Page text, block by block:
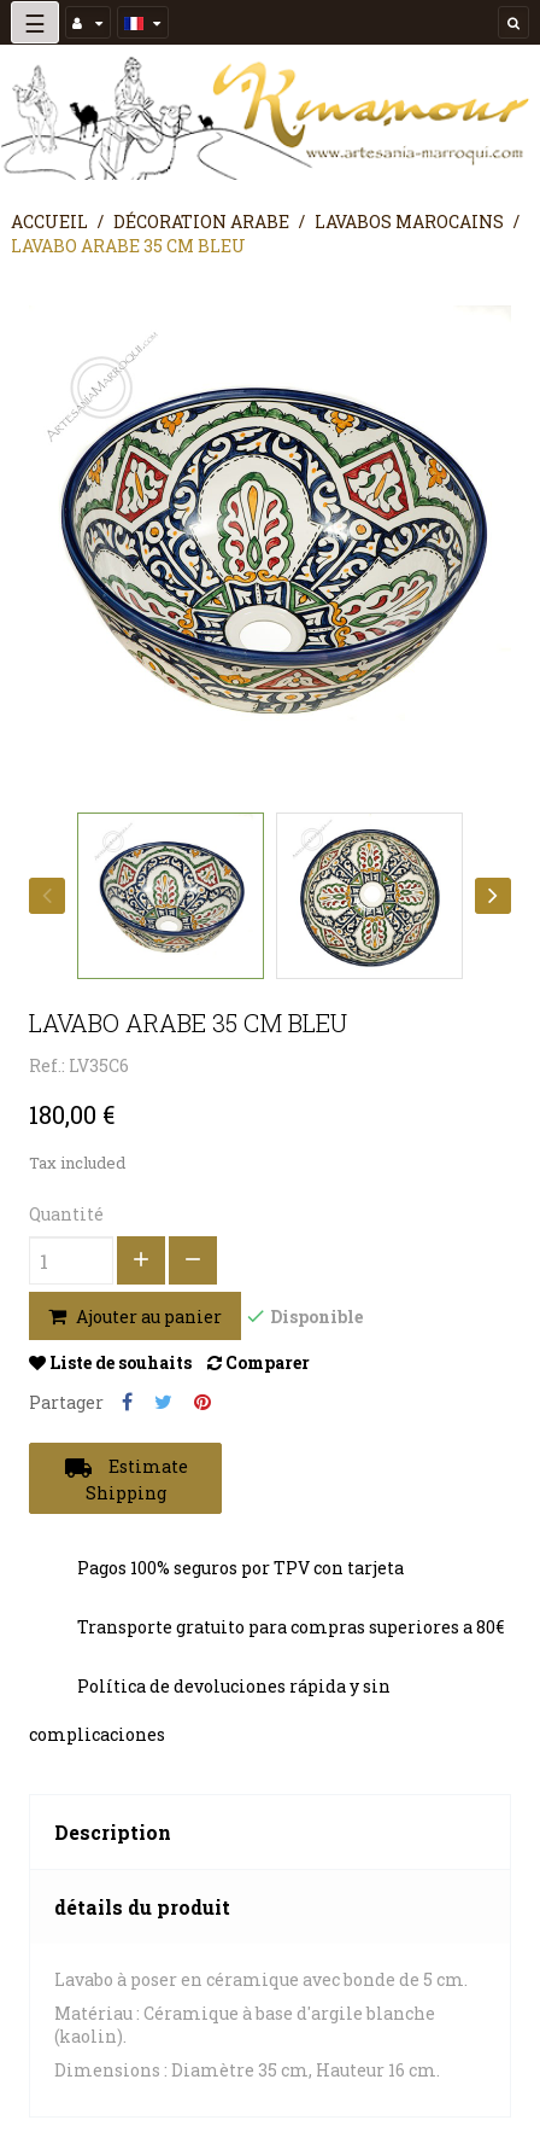
Basculer
la
navigation
☰
ACCUEIL DÉCORATION ARABE
LAVABOS MAROCAINS
LAVABO ARABE 35 CM BLEU
LAVABO ARABE 35 CM BLEU
Ref.: LV35C6
180,00 €
Tax included
Quantité
Ajouter au panier Disponible
Liste de souhaits
Comparer
Partager
local_shipping
Estimate
Shipping
Pagos 100% seguros por TPV con tarjeta
Transporte gratuito para compras superiores a 80€
Política de devoluciones rápida y sin
complicaciones
Description
détails du produit
Lavabo à poser en céramique avec bonde de 5 cm.
Matériau : Céramique à base d'argile blanche
(kaolin).
Dimensions : Diamètre 35 cm, Hauteur 16 cm.